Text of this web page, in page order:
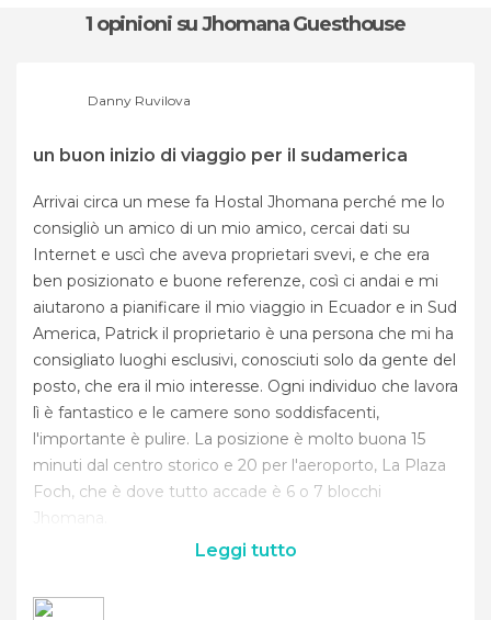
1 opinioni su Jhomana Guesthouse
Danny Ruvilova
un buon inizio di viaggio per il sudamerica
Arrivai circa un mese fa Hostal Jhomana perché me lo
consigliò un amico di un mio amico, cercai dati su
Internet e uscì che aveva proprietari svevi, e che era
ben posizionato e buone referenze, così ci andai e mi
aiutarono a pianificare il mio viaggio in Ecuador e in Sud
America, Patrick il proprietario è una persona che mi ha
consigliato luoghi esclusivi, conosciuti solo da gente del
posto, che era il mio interesse. Ogni individuo che lavora
lì è fantastico e le camere sono soddisfacenti,
l'importante è pulire. La posizione è molto buona 15
minuti dal centro storico e 20 per l'aeroporto, La Plaza
Foch, che è dove tutto accade è 6 o 7 blocchi
Jhomana.
Leggi tutto